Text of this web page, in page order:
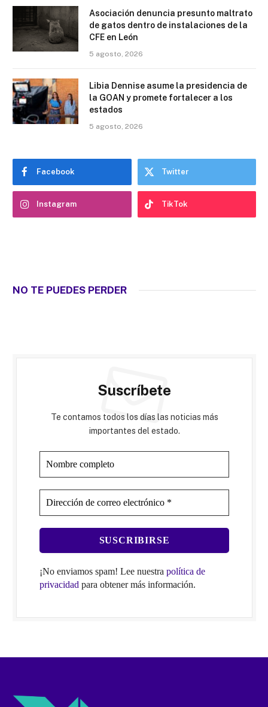
Asociación denuncia presunto maltrato
de gatos dentro de instalaciones de la
CFE en León
5 agosto, 2026
Libia Dennise asume la presidencia de
la GOAN y promete fortalecer a los
estados
5 agosto, 2026
Facebook Twitter
Instagram TikTok
NO TE PUEDES PERDER
Suscríbete
Te contamos todos los días las noticias más
importantes del estado.
¡No enviamos spam! Lee nuestra política de
privacidad para obtener más información.